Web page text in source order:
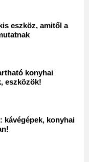
eszköz, amitől a
konyhai
eszközök!
kávégépek, konyhai